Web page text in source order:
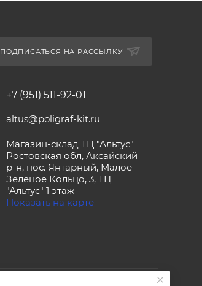
ПОДПИСАТЬСЯ НА РАССЫЛКУ
+7 (951) 511-92-01
altus@poligraf-kit.ru
Магазин-склад ТЦ "Альтус"
Ростовская обл, Аксайский
р-н, пос. Янтарный, Малое
Зеленое Кольцо, 3, ТЦ
"Альтус" 1 этаж
Показать на карте